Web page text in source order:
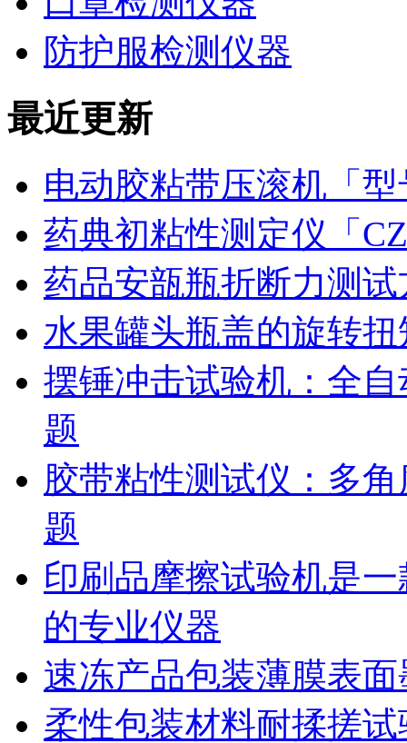
防护服检测仪器
最近更新
电动胶粘带压滚机「
药典初粘性测定仪「
药品安瓿瓶折断力测
水果罐头瓶盖的旋转
摆锤冲击试验机：全
题
胶带粘性测试仪：多
题
印刷品摩擦试验机是
的专业仪器
速冻产品包装薄膜表
柔性包装材料耐揉搓